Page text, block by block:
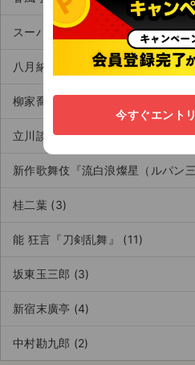
スーパー歌舞伎『もののけ姫』 (2)
八月納涼歌舞伎 (5)
柳家喬太郎 (11)
立川談春 (11)
新作歌舞伎『流白浪燦星（ルパン
桂二葉 (3)
能 狂言『刀剣乱舞』 (11)
坂東玉三郎 (3)
新宿末廣亭 (4)
中村勘九郎 (2)
今すぐエント